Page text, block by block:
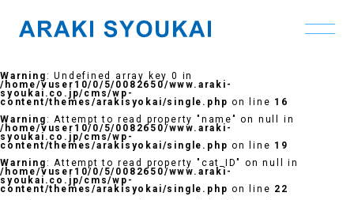
to
the
content
Warning : Undefined array key 0 in
/home/vuser10/0/5/0082650/www.araki-
syoukai.co.jp/cms/wp-
content/themes/arakisyokai/single.php on line 16
Warning : Attempt to read property "name" on null in
/home/vuser10/0/5/0082650/www.araki-
syoukai.co.jp/cms/wp-
content/themes/arakisyokai/single.php on line 19
Warning : Attempt to read property "cat_ID" on null in
/home/vuser10/0/5/0082650/www.araki-
syoukai.co.jp/cms/wp-
content/themes/arakisyokai/single.php on line 22